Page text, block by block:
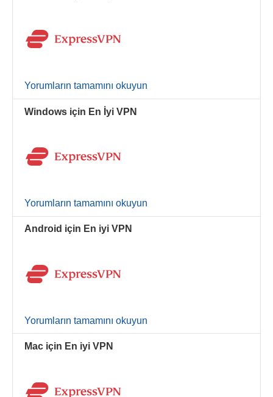
Yorumların tamamını okuyun
Windows için En İyi VPN
Yorumların tamamını okuyun
Android için En iyi VPN
Yorumların tamamını okuyun
Mac için En iyi VPN